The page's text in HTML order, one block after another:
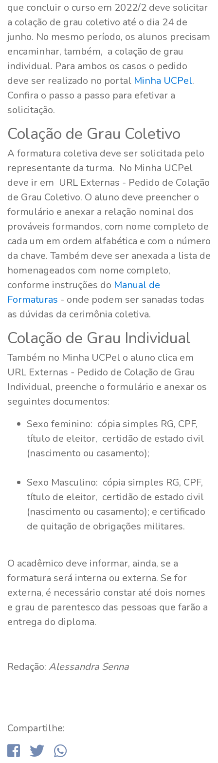
que concluir o curso em 2022/2 deve solicitar
a colação de grau coletivo até o dia 24 de
junho. No mesmo período, os alunos precisam
encaminhar, também, a colação de grau
individual. Para ambos os casos o pedido
deve ser realizado no portal Minha UCPel.
Confira o passo a passo para efetivar a
solicitação.
Colação de Grau Coletivo
A formatura coletiva deve ser solicitada pelo
representante da turma. No Minha UCPel
deve ir em URL Externas - Pedido de Colação
de Grau Coletivo. O aluno deve preencher o
formulário e anexar a relação nominal dos
prováveis formandos, com nome completo de
cada um em ordem alfabética e com o número
da chave. Também deve ser anexada a lista de
homenageados com nome completo,
conforme instruções do Manual de
Formaturas - onde podem ser sanadas todas
as dúvidas da cerimônia coletiva.
Colação de Grau Individual
Também no Minha UCPel o aluno clica em
URL Externas - Pedido de Colação de Grau
Individual, preenche o formulário e anexar os
seguintes documentos:
Sexo feminino: cópia simples RG, CPF,
título de eleitor, certidão de estado civil
(nascimento ou casamento);
Sexo Masculino: cópia simples RG, CPF,
título de eleitor, certidão de estado civil
(nascimento ou casamento); e certificado
de quitação de obrigações militares.
O acadêmico deve informar, ainda, se a
formatura será interna ou externa. Se for
externa, é necessário constar até dois nomes
e grau de parentesco das pessoas que farão a
entrega do diploma.
Redação: Alessandra Senna
Compartilhe: